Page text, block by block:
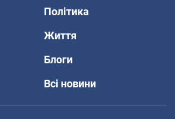
Політика
Життя
Блоги
Всі новини